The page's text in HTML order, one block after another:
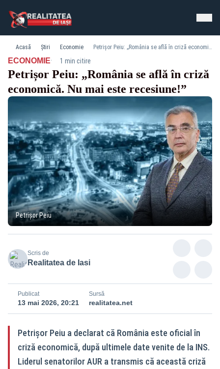
Acasă Știri Economie Petrișor Peiu: „România se află în criză economică. Nu mai este recesiune!”
ECONOMIE· 1 min citire
Petrișor Peiu: „România se află în criză
economică. Nu mai este recesiune!”
Petrișor Peiu
Scris de
Realitatea de Iasi
Publicat
13 mai 2026, 20:21
Sursă
realitatea.net
Petrișor Peiu a declarat că România este oficial în
criză economică, după ultimele date venite de la INS.
Liderul senatorilor AUR a transmis că această criză